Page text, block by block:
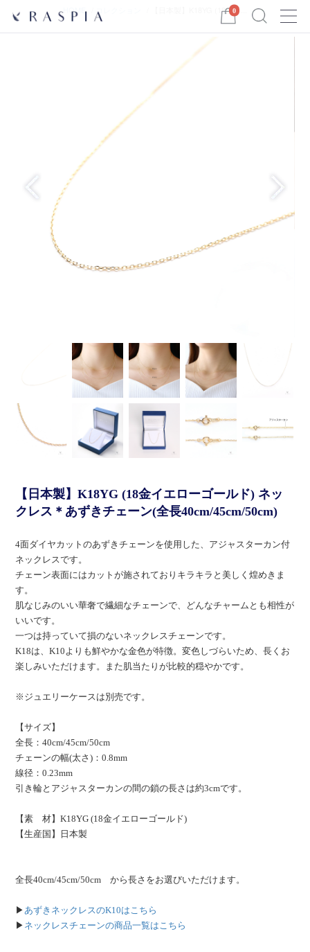
Menu
0
HOME コレクション 【日本製】K18YG (18金イ...
【日本製】K18YG (18金イエローゴールド) ネッ
クレス＊あずきチェーン(全長40cm/45cm/50cm)
4面ダイヤカットのあずきチェーンを使用した、アジャスターカン付
ネックレスです。
チェーン表面にはカットが施されておりキラキラと美しく煌めきま
す。
肌なじみのいい華奢で繊細なチェーンで、どんなチャームとも相性が
いいです。
一つは持っていて損のないネックレスチェーンです。
K18は、K10よりも鮮やかな金色が特徴。変色しづらいため、長くお
楽しみいただけます。また肌当たりが比較的穏やかです。
※ジュエリーケースは別売です。
【サイズ】
全長：40cm/45cm/50cm
チェーンの幅(太さ)：0.8mm
線径：0.23mm
引き輪とアジャスターカンの間の鎖の長さは約3cmです。
【素 材】K18YG (18金イエローゴールド)
【生産国】日本製
全長40cm/45cm/50cm から長さをお選びいただけます。
▶ あずきネックレスのK10はこちら
▶ ネックレスチェーンの商品一覧はこちら